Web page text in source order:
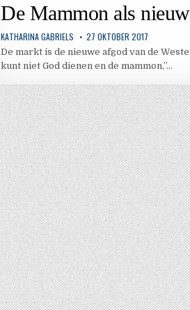
De Mammon als
KATHARINA GABRIELS 27 OKTOBER 2017
De markt is de nieuwe afgod van de
kunt niet God dienen en de mammon,”…